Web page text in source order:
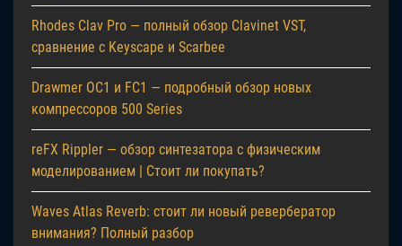
Rhodes Clav Pro — полный обзор Clavinet VST,
сравнение с Keyscape и Scarbee
Drawmer OC1 и FC1 — подробный обзор новых
компрессоров 500 Series
reFX Rippler — обзор синтезатора с физическим
моделированием | Стоит ли покупать?
Waves Atlas Reverb: стоит ли новый ревербератор
внимания? Полный разбор